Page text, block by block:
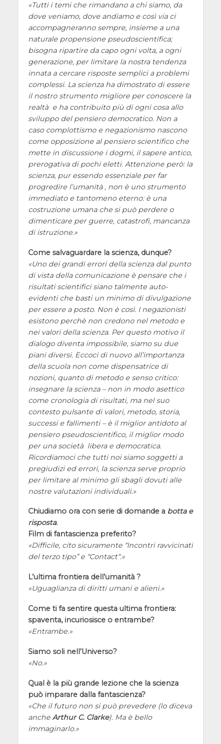
Tutti i temi che rimandano a chi siamo, da
dove veniamo, dove andiamo e così via ci
accompagneranno sempre, insieme a una
naturale propensione pseudoscientifica;
bisogna ripartire da capo ogni volta, a ogni
generazione, per limitare la nostra tendenza
innata a cercare risposte semplici a problemi
complessi. La scienza ha dimostrato di essere
il nostro strumento migliore per conoscere la
realtà e ha contribuito più di ogni cosa allo
sviluppo del pensiero democratico. Non a
caso complottismo e negazionismo nascono
come opposizione al pensiero scientifico che
mette in discussione i dogmi, il sapere antico,
prerogativa di pochi eletti. Attenzione però: la
scienza, pur essendo essenziale per far
progredire l’umanità , non è uno strumento
immediato e tantomeno eterno: è una
costruzione umana che si può perdere o
dimenticare per guerre, catastrofi, mancanza
di istruzione.
Come salvaguardare la scienza, dunque?
Uno dei grandi errori della scienza dal punto
di vista della comunicazione è pensare che i
risultati scientifici siano talmente auto-
evidenti che basti un minimo di divulgazione
per essere a posto. Non è così. I negazionisti
esistono perchè non credono nel metodo e
nei valori della scienza. Per questo motivo il
dialogo diventa impossibile, siamo su due
piani diversi. Eccoci di nuovo all’importanza
della scuola non come dispensatrice di
nozioni, quanto di metodo e senso critico:
insegnare la scienza – non in modo asettico
come cronologia di risultati, ma nel suo
contesto pulsante di valori, metodo, storia,
successi e fallimenti – è il miglior antidoto al
pensiero pseudoscientifico, il miglior modo
per una società libera e democratica.
Ricordiamoci che tutti noi siamo soggetti a
pregiudizi ed errori, la scienza serve proprio
per limitare al minimo gli sbagli dovuti alle
nostre valutazioni individuali.
Chiudiamo ora con serie di domande a botta e
risposta.
Film di fantascienza preferito?
Difficile, cito sicuramente “Incontri ravvicinati
del terzo tipo” e “Contact“.
L’ultima frontiera dell’umanità ?
Uguaglianza di diritti umani e alieni.
Come ti fa sentire questa ultima frontiera:
spaventa, incuriosisce o entrambe?
Entrambe.
Siamo soli nell’Universo?
No.
Qual è la più grande lezione che la scienza
può imparare dalla fantascienza?
Che il futuro non si può prevedere (lo diceva
anche Arthur C. Clarke). Ma è bello
immaginarlo.